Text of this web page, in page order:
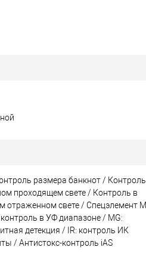
размера банкнот / Контроль
проходящем свете / Контроль в
отраженном свете / Спецэлемент М
в УФ диапазоне / MG:
детекция / IR: контроль ИК
/ Антистокс-контроль iAS